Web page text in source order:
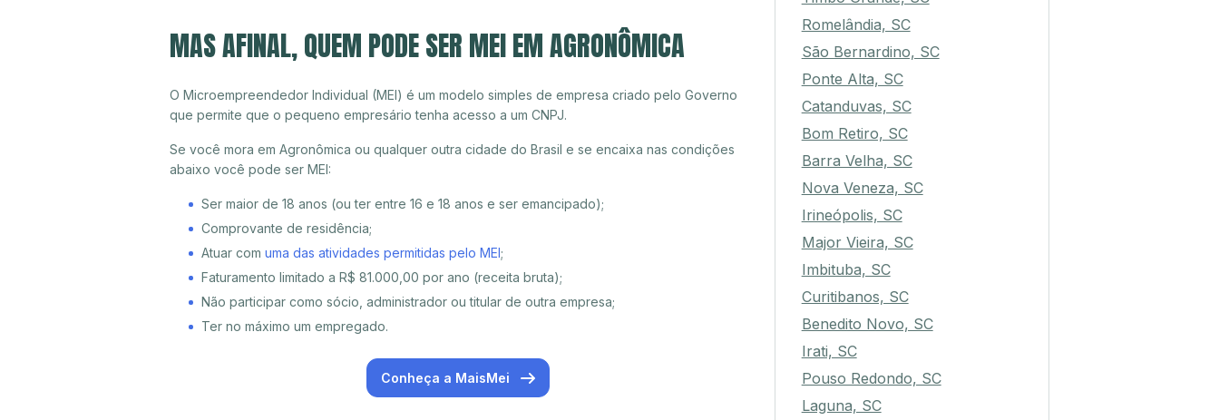
MAS AFINAL, QUEM PODE SER MEI EM AGRONÔMICA
O Microempreendedor Individual (MEI) é um modelo simples de empresa criado pelo Governo
que permite que o pequeno empresário tenha acesso a um CNPJ.
Se você mora em Agronômica ou qualquer outra cidade do Brasil e se encaixa nas condições
abaixo você pode ser MEI:
Ser maior de 18 anos (ou ter entre 16 e 18 anos e ser emancipado);
Comprovante de residência;
Atuar com uma das atividades permitidas pelo MEI;
Faturamento limitado a R$ 81.000,00 por ano (receita bruta);
Não participar como sócio, administrador ou titular de outra empresa;
Ter no máximo um empregado.
Conheça a MaisMei
Timbó Grande, SC
Romelândia, SC
São Bernardino, SC
Ponte Alta, SC
Catanduvas, SC
Bom Retiro, SC
Barra Velha, SC
Nova Veneza, SC
Irineópolis, SC
Major Vieira, SC
Imbituba, SC
Curitibanos, SC
Benedito Novo, SC
Irati, SC
Pouso Redondo, SC